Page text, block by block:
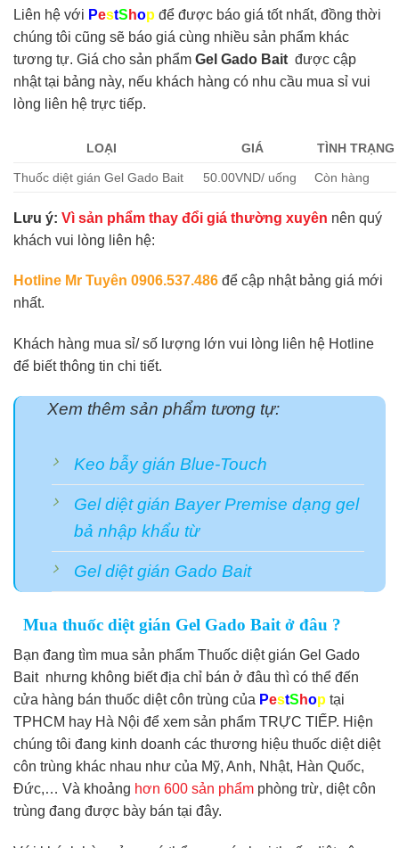
Liên hệ với PestS hop để được báo giá tốt nhất, đồng thời
chúng tôi cũng sẽ báo giá cùng nhiều sản phẩm khác
tương tự. Giá cho sản phẩm Gel Gado Bait được cập
nhật tại bảng này, nếu khách hàng có nhu cầu mua sỉ vui
lòng liên hệ trực tiếp.
LOẠI GIÁ TÌNH TRẠNG
Thuốc diệt gián Gel Gado Bait 50.00VND/ uống Còn hàng
Lưu ý: Vì sản phẩm thay đổi giá thường xuyên nên quý
khách vui lòng liên hệ:
Hotline Mr Tuyên 0906.537.486 để cập nhật bảng giá mới
nhất.
Khách hàng mua sỉ/ số lượng lớn vui lòng liên hệ Hotline
để biết thông tin chi tiết.
Xem thêm sản phẩm tương tự:
Keo bẫy gián Blue-Touch
Gel diệt gián Bayer Premise dạng gel
bả nhập khẩu từ
Gel diệt gián Gado Bait
Mua thuốc diệt gián Gel Gado Bait ở đâu ?
Bạn đang tìm mua sản phẩm Thuốc diệt gián Gel Gado
Bait nhưng không biết địa chỉ bán ở đâu thì có thể đến
cửa hàng bán thuốc diệt côn trùng của PestS hop tại
TPHCM hay Hà Nội để xem sản phẩm TRỰC TIẾP. Hiện
chúng tôi đang kinh doanh các thương hiệu thuốc diệt diệt
côn trùng khác nhau như của Mỹ, Anh, Nhật, Hàn Quốc,
Đức,… Và khoảng hơn 600 sản phẩm phòng trừ, diệt côn
trùng đang được bày bán tại đây.